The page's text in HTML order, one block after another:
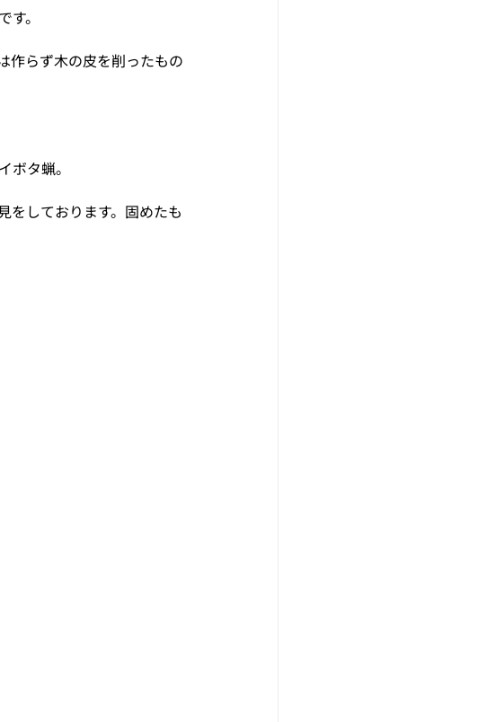
。
作らず木の皮を削ったもの
タ蝋。
をしております。固めたも